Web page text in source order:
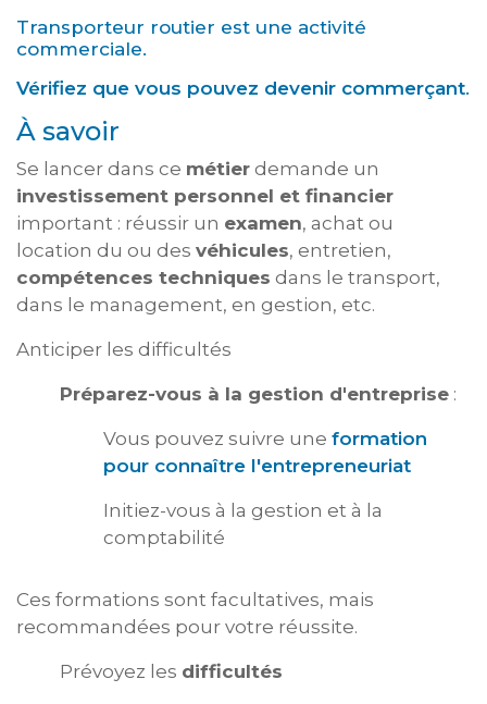
Transporteur routier est une activité
commerciale.
Vérifiez que vous pouvez devenir commerçant.
À savoir
Se lancer dans ce métier demande un
investissement personnel et financier
important : réussir un examen, achat ou
location du ou des véhicules, entretien,
compétences techniques dans le transport,
dans le management, en gestion, etc.
Anticiper les difficultés
Préparez-vous à la gestion d'entreprise :
Vous pouvez suivre une formation
pour connaître l'entrepreneuriat
Initiez-vous à la gestion et à la
comptabilité
Ces formations sont facultatives, mais
recommandées pour votre réussite.
Prévoyez les difficultés